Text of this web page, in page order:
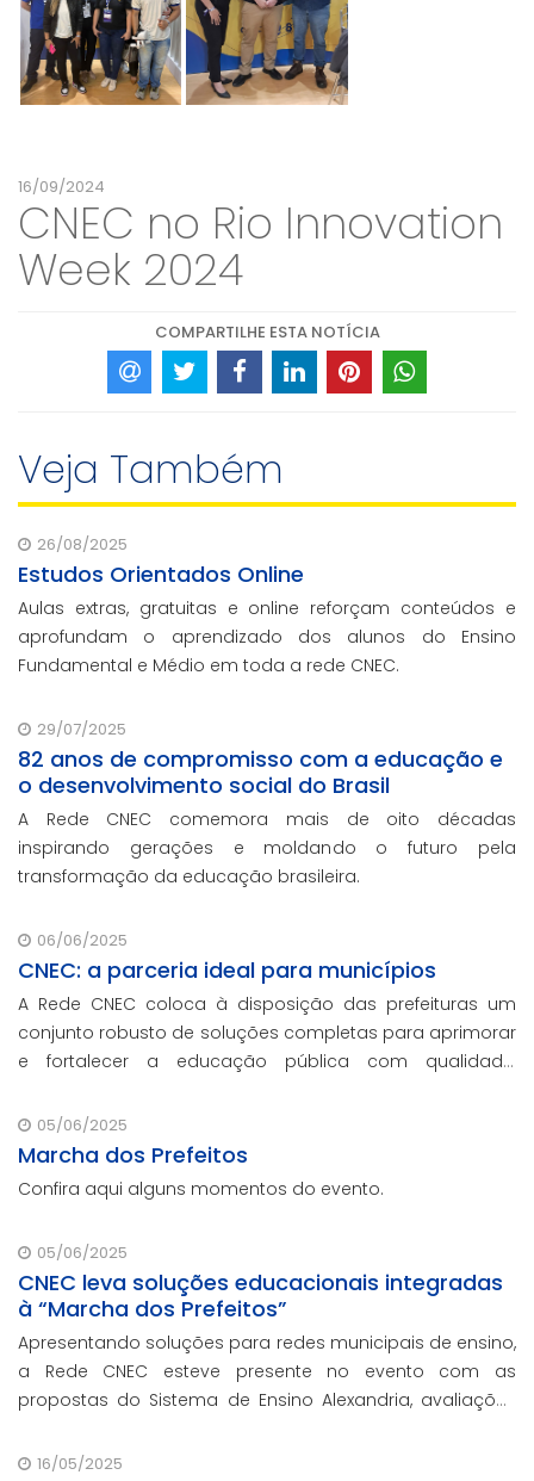
16/09/2024
CNEC no Rio Innovation
Week 2024
COMPARTILHE ESTA NOTÍCIA
Veja Também
26/08/2025
Estudos Orientados Online
Aulas extras, gratuitas e online reforçam conteúdos e
aprofundam o aprendizado dos alunos do Ensino
Fundamental e Médio em toda a rede CNEC.
29/07/2025
82 anos de compromisso com a educação e
o desenvolvimento social do Brasil
A Rede CNEC comemora mais de oito décadas
inspirando gerações e moldando o futuro pela
transformação da educação brasileira.
06/06/2025
CNEC: a parceria ideal para municípios
A Rede CNEC coloca à disposição das prefeituras um
conjunto robusto de soluções completas para aprimorar
e fortalecer a educação pública com qualidade,
que não participaram da Marcha dos Prefeito
05/06/2025
Marcha dos Prefeitos
Confira aqui alguns momentos do evento.
05/06/2025
CNEC leva soluções educacionais integradas
à “Marcha dos Prefeitos”
Apresentando soluções para redes municipais de ensino,
a Rede CNEC esteve presente no evento com as
propostas do Sistema de Ensino Alexandria, avaliações
escolar e parcerias com prefeituras durante ev
16/05/2025